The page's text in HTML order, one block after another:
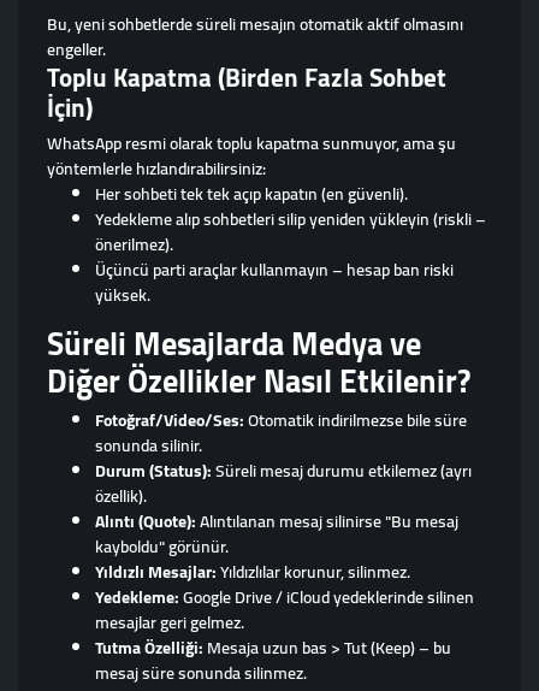
Bu, yeni sohbetlerde süreli mesajın otomatik aktif olmasını
engeller.
Toplu Kapatma (Birden Fazla Sohbet
İçin)
WhatsApp resmi olarak toplu kapatma sunmuyor, ama şu
yöntemlerle hızlandırabilirsiniz:
Her sohbeti tek tek açıp kapatın (en güvenli).
Yedekleme alıp sohbetleri silip yeniden yükleyin (riskli –
önerilmez).
Üçüncü parti araçlar kullanmayın – hesap ban riski
yüksek.
Süreli Mesajlarda Medya ve
Diğer Özellikler Nasıl Etkilenir?
Fotoğraf/Video/Ses:Otomatik indirilmezse bile süre
sonunda silinir.
Durum (Status):Süreli mesaj durumu etkilemez (ayrı
özellik).
Alıntı (Quote):Alıntılanan mesaj silinirse "Bu mesaj
kayboldu" görünür.
Yıldızlı Mesajlar:Yıldızlılar korunur, silinmez.
Yedekleme:Google Drive / iCloud yedeklerinde silinen
mesajlar geri gelmez.
Tutma Özelliği:Mesaja uzun bas > Tut (Keep) – bu
mesaj süre sonunda silinmez.